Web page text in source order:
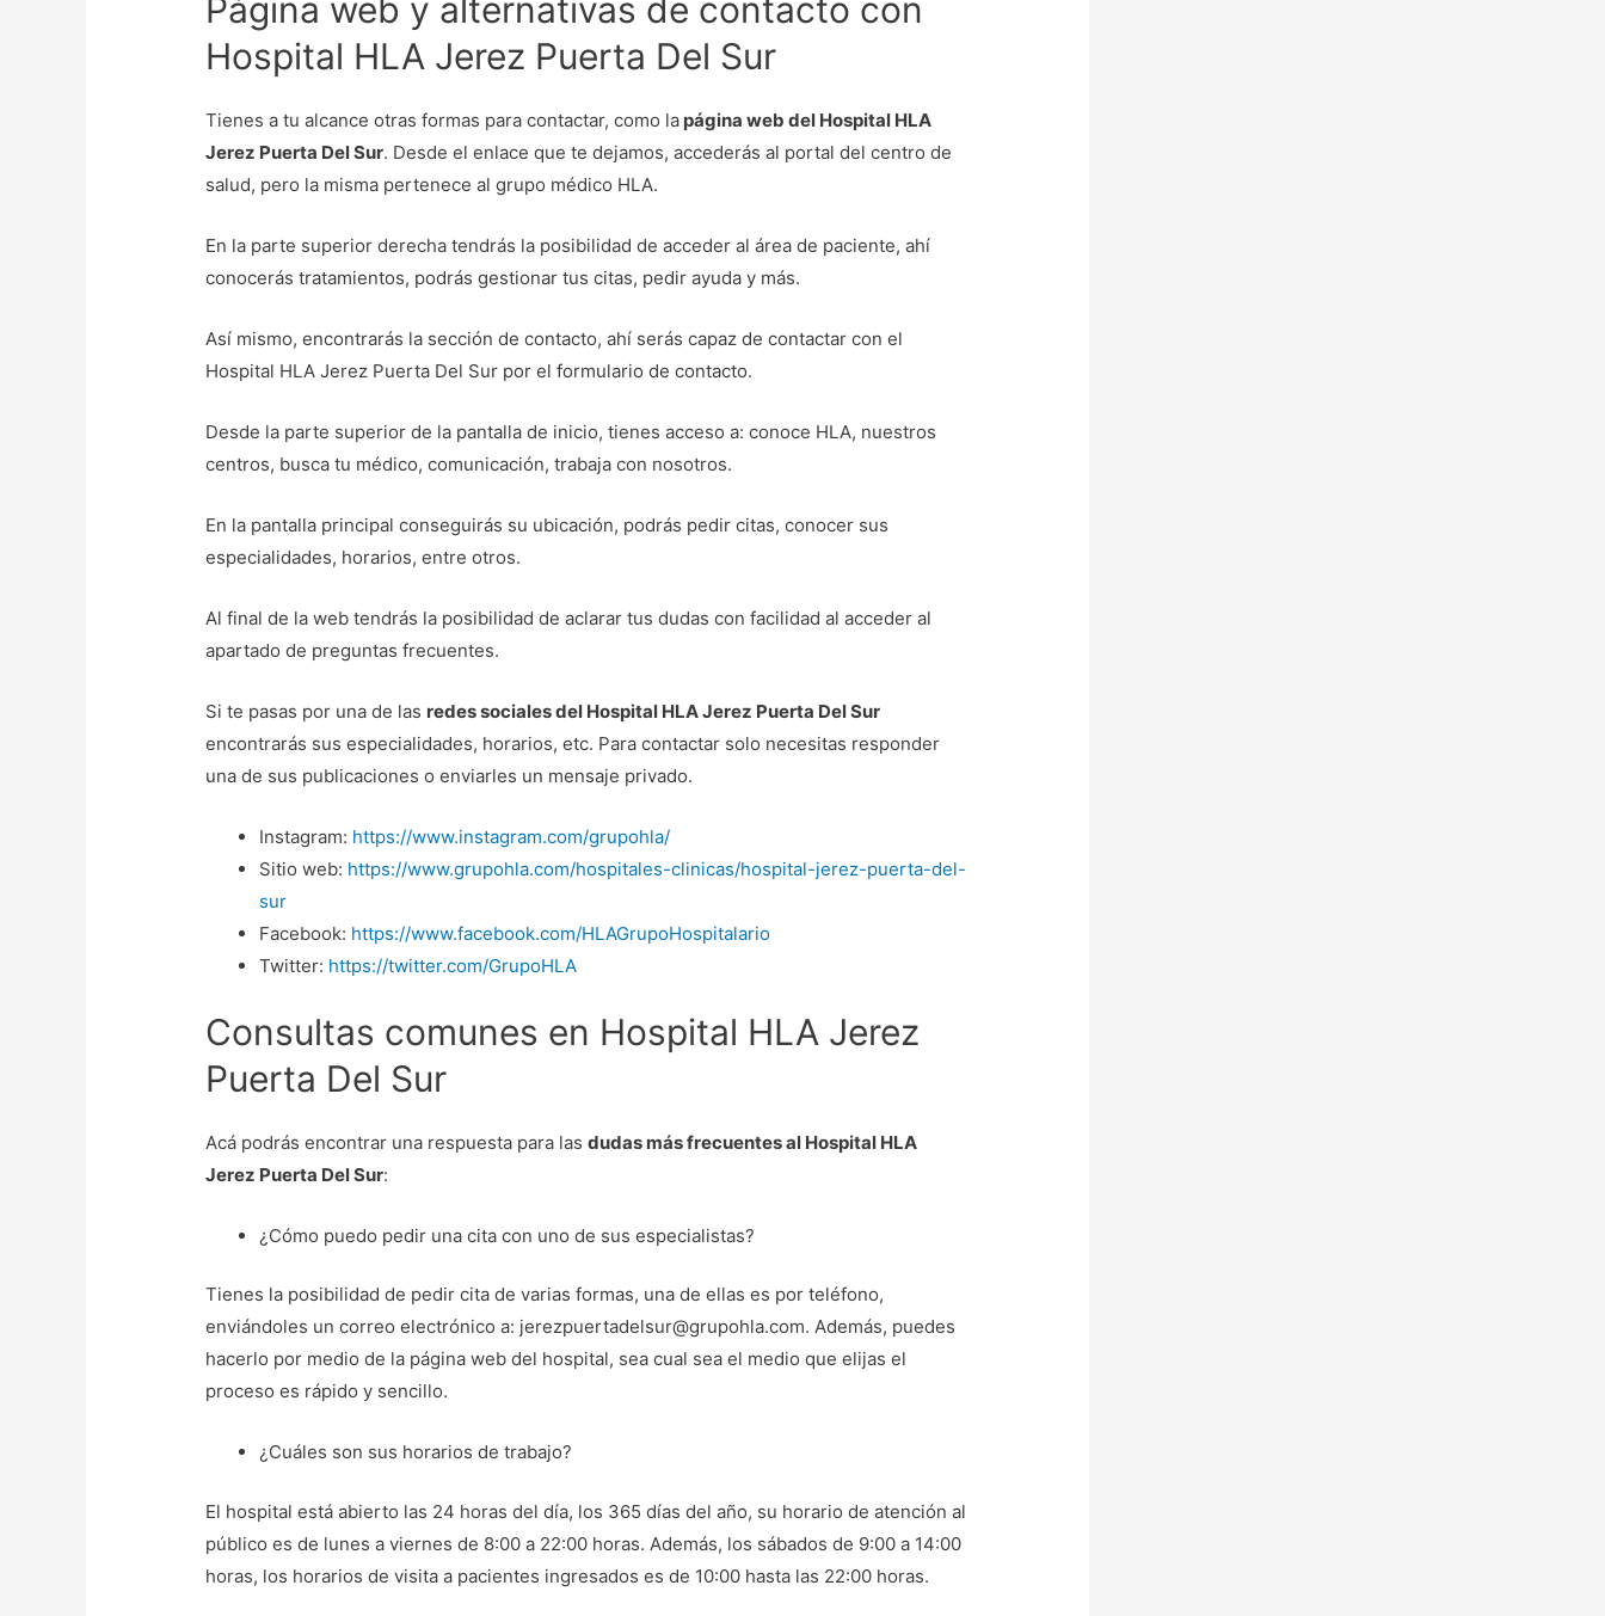
Página web y alternativas de contacto con
Hospital HLA Jerez Puerta Del Sur
Tienes a tu alcance otras formas para contactar, como la página web del Hospital HLA
Jerez Puerta Del Sur. Desde el enlace que te dejamos, accederás al portal del centro de
salud, pero la misma pertenece al grupo médico HLA.
En la parte superior derecha tendrás la posibilidad de acceder al área de paciente, ahí
conocerás tratamientos, podrás gestionar tus citas, pedir ayuda y más.
Así mismo, encontrarás la sección de contacto, ahí serás capaz de contactar con el
Hospital HLA Jerez Puerta Del Sur por el formulario de contacto.
Desde la parte superior de la pantalla de inicio, tienes acceso a: conoce HLA, nuestros
centros, busca tu médico, comunicación, trabaja con nosotros.
En la pantalla principal conseguirás su ubicación, podrás pedir citas, conocer sus
especialidades, horarios, entre otros.
Al final de la web tendrás la posibilidad de aclarar tus dudas con facilidad al acceder al
apartado de preguntas frecuentes.
Si te pasas por una de las redes sociales del Hospital HLA Jerez Puerta Del Sur
encontrarás sus especialidades, horarios, etc. Para contactar solo necesitas responder
una de sus publicaciones o enviarles un mensaje privado.
Instagram: https://www.instagram.com/grupohla/
Sitio web: https://www.grupohla.com/hospitales-clinicas/hospital-jerez-puerta-del-
sur
Facebook: https://www.facebook.com/HLAGrupoHospitalario
Twitter: https://twitter.com/GrupoHLA
Consultas comunes en Hospital HLA Jerez
Puerta Del Sur
Acá podrás encontrar una respuesta para lasdudas más frecuentes al Hospital HLA
Jerez Puerta Del Sur:
¿Cómo puedo pedir una cita con uno de sus especialistas?
Tienes la posibilidad de pedir cita de varias formas, una de ellas es por teléfono,
enviándoles un correo electrónico a: jerezpuertadelsur@grupohla.com. Además, puedes
hacerlo por medio de la página web del hospital, sea cual sea el medio que elijas el
proceso es rápido y sencillo.
¿Cuáles son sus horarios de trabajo?
El hospital está abierto las 24 horas del día, los 365 días del año, su horario de atención al
público es de lunes a viernes de 8:00 a 22:00 horas. Además, los sábados de 9:00 a 14:00
horas, los horarios de visita a pacientes ingresados es de 10:00 hasta las 22:00 horas.